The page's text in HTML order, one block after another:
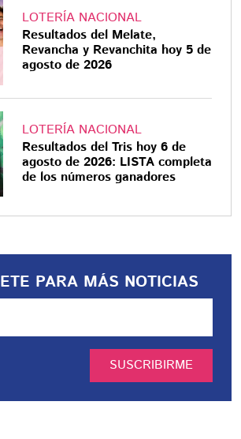
LOTERÍA NACIONAL
Resultados del Melate,
Revancha y Revanchita hoy 5 de
agosto de 2026
LOTERÍA NACIONAL
Resultados del Tris hoy 6 de
agosto de 2026: LISTA completa
de los números ganadores
PARA MÁS NOTICIAS
SUSCRIBIRME